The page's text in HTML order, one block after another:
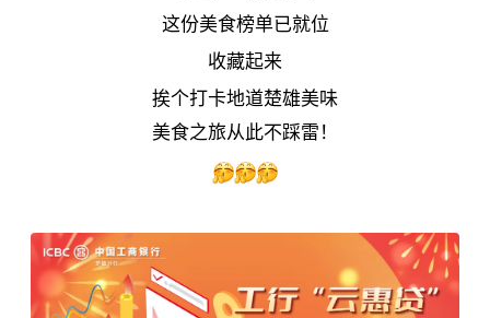
这份美食榜单已就位
收藏起来
挨个打卡地道楚雄美味
美食之旅从此不踩雷！